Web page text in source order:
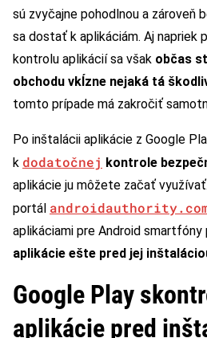
sú zvyčajne pohodlnou a zároveň
sa dostať k aplikáciám. Aj napriek
kontrolu aplikácií sa však občas
obchodu vkĺzne nejaká tá
tomto prípade má zakročiť
Po inštalácii aplikácie z Google
k dodatočnej kontrole
aplikácie ju môžete začať
portál
aplikáciami pre Android smartfóny
aplikácie ešte pred jej
Google Play
aplikácie pred